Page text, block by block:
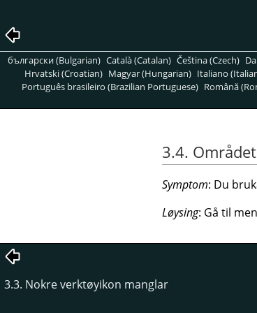
български (Bulgarian) Català (Catalan) Čeština (Czech)
Hrvatski (Croatian) Magyar (Hungarian) Italiano
Português brasileiro (Brazilian Portuguese) Română
3.4.
Symptom: Du
Løysing: Gå til
3.3. Nokre verktøyikon manglar